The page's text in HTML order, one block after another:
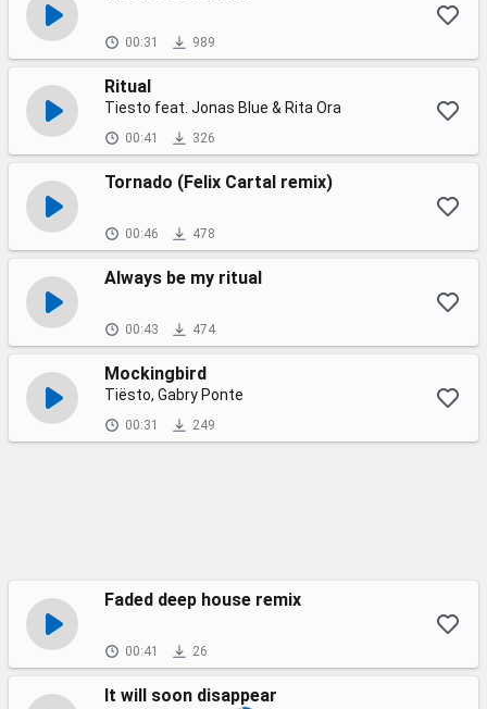
00:31 989
Ritual
Tiesto feat. Jonas Blue & Rita Ora
00:41 326
Tornado (Felix Cartal remix)
00:46 478
Always be my ritual
00:43 474
Mockingbird
Tiësto, Gabry Ponte
00:31 249
Faded deep house remix
00:41 26
It will soon disappear